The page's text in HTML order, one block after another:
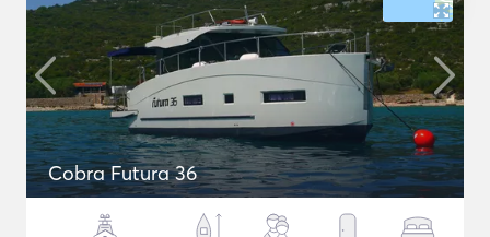
Cobra Futura 36